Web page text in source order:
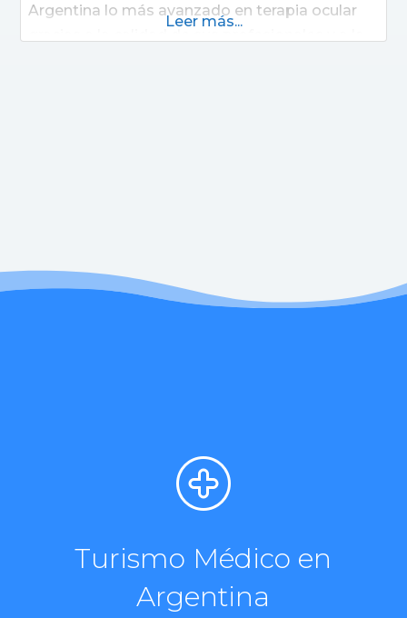
Argentina lo más avanzado en terapia ocular
Leer más...
Turismo Médico en
Argentina